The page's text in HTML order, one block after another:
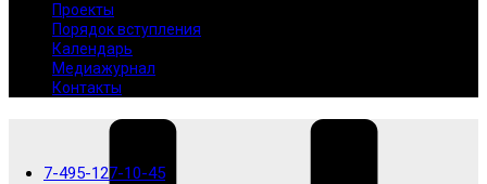
7-495-127-10-45
Проекты
Порядок вступления
Календарь
Медиажурнал
Контакты